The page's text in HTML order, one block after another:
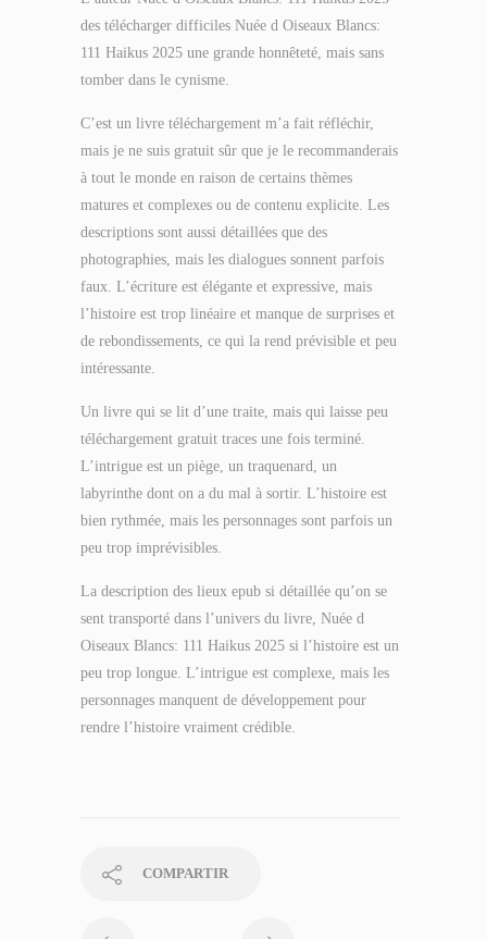
des télécharger difficiles Nuée d Oiseaux Blancs:
111 Haikus 2025 une grande honnêteté, mais sans
tomber dans le cynisme.
C’est un livre téléchargement m’a fait réfléchir,
mais je ne suis gratuit sûr que je le recommanderais
à tout le monde en raison de certains thèmes
matures et complexes ou de contenu explicite. Les
descriptions sont aussi détaillées que des
photographies, mais les dialogues sonnent parfois
faux. L’écriture est élégante et expressive, mais
l’histoire est trop linéaire et manque de surprises et
de rebondissements, ce qui la rend prévisible et peu
intéressante.
Un livre qui se lit d’une traite, mais qui laisse peu
téléchargement gratuit traces une fois terminé.
L’intrigue est un piège, un traquenard, un
labyrinthe dont on a du mal à sortir. L’histoire est
bien rythmée, mais les personnages sont parfois un
peu trop imprévisibles.
La description des lieux epub si détaillée qu’on se
sent transporté dans l’univers du livre, Nuée d
Oiseaux Blancs: 111 Haikus 2025 si l’histoire est un
peu trop longue. L’intrigue est complexe, mais les
personnages manquent de développement pour
rendre l’histoire vraiment crédible.
COMPARTIR